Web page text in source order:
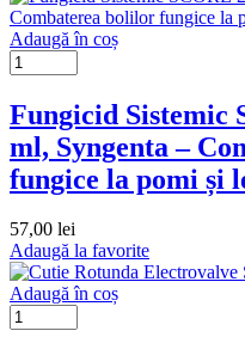
Adaugă în coș
Fungicid Sistemic
ml, Syngenta –
fungice la pomi și
57,00 lei
Adaugă la favorite
Adaugă în coș